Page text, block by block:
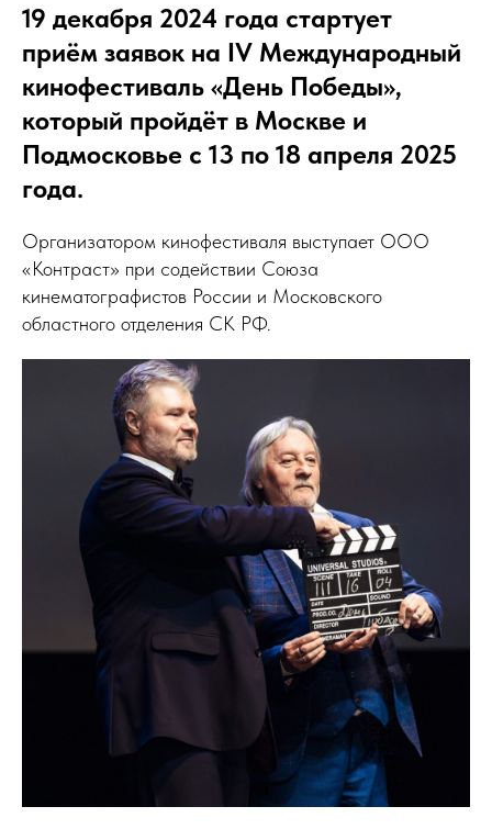
19 декабря 2024 года стартует
приём заявок на IV Международный
кинофестиваль «День Победы»,
который пройдёт в Москве и
Подмосковье с 13 по 18 апреля 2025
года.
Организатором кинофестиваля выступает ООО
«Контраст» при содействии Союза
кинематографистов России и Московского
областного отделения СК РФ.